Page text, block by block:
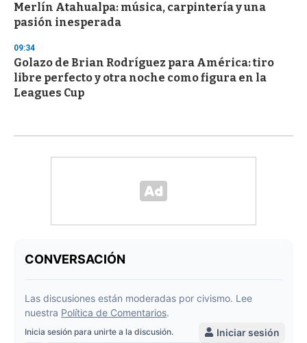
Merlín Atahualpa: música, carpintería y una
pasión inesperada
09:34
Golazo de Brian Rodríguez para América: tiro
libre perfecto y otra noche como figura en la
Leagues Cup